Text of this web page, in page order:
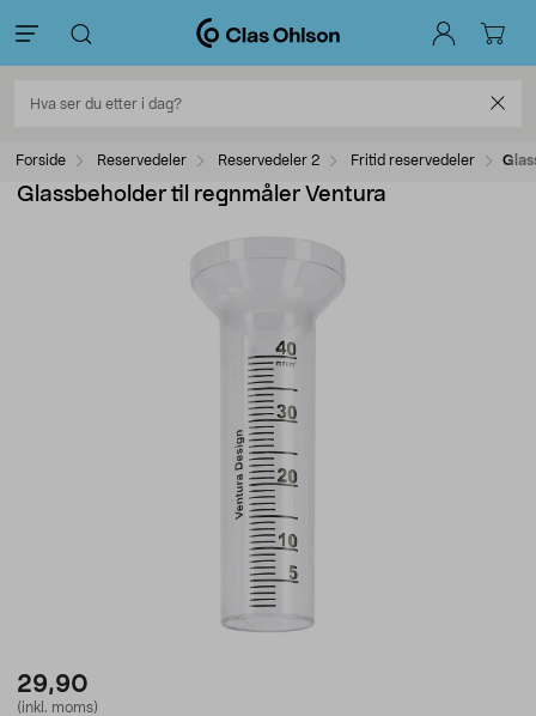
Forside Reservedeler Reservedeler 2 Fritid reservedeler
Glassbeholder til regnmåler Ventura
29,90
(inkl. moms)